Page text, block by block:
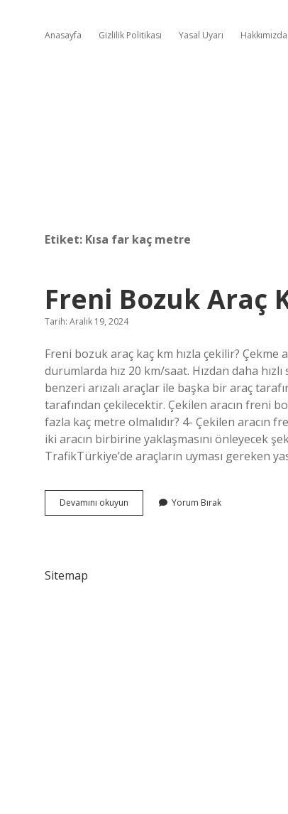
Anasayfa Gizlilik Politikası Yasal Uyarı Hakkımızda
Etiket: Kısa far kaç metre
Freni Bozuk Araç
Tarih: Aralık 19, 2024
Freni bozuk araç kaç km hızla çekilir? Çekme
durumlarda hız 20 km/saat. Hızdan daha
benzeri arızalı araçlar ile başka bir araç
tarafından çekilecektir. Çekilen aracın freni
fazla kaç metre olmalıdır? 4- Çekilen aracın
iki aracın birbirine yaklaşmasını önleyecek
TrafikTürkiye’de araçların uyması gereken
Devamını okuyun
Bozuk
Yorum Bırak
Sitemap